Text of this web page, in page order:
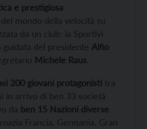
e prestigiosa
mondo della velocità su
da un club: la Sportivi
guidata del presidente Alfio
Michele Raus.
200 giovani protagonisti tra
in arrivo di ben 33 società
da ben 15 Nazioni diverse
Francia, Germania, Gran